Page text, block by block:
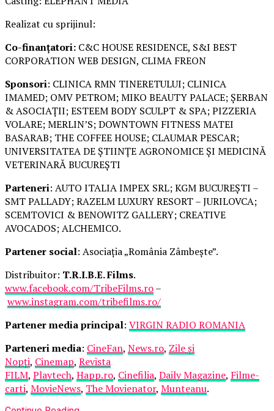
Realizat cu sprijinul:
Co-finanțatori: C&C HOUSE RESIDENCE, S&I BEST
CORPORATION WEB DESIGN, CLIMA FREON
Sponsori: CLINICA RMN TINERETULUI; CLINICA
IMAMED; OMV PETROM; MIKO BEAUTY PALACE; ȘERBAN
& ASOCIAȚII; ESTEEM BODY SCULPT & SPA; PIZZERIA
VOLARE; MERLIN’S; DOWNTOWN FITNESS MATEI
BASARAB; THE COFFEE HOUSE; CLAUMAR PESCAR;
UNIVERSITATEA DE ȘTIINȚE AGRONOMICE ȘI MEDICINĂ
VETERINARĂ BUCUREȘTI
Parteneri: AUTO ITALIA IMPEX SRL; KGM BUCUREȘTI –
SMT PALLADY; RAZELM LUXURY RESORT – JURILOVCA;
SCEMTOVICI & BENOWITZ GALLERY; CREATIVE
AVOCADOS; ALCHEMICO.
Partener social: Asociația „România Zâmbește”.
Distribuitor: T.R.I.B.E. Films.
www.facebook.com/TribeFilms.ro–
www.instagram.com/tribefilms.ro/
Partener media principal: VIRGIN RADIO ROMANIA
Parteneri media: CineFan, News.ro, Zile și
Nopți, Cinemap, Revista
FILM, Playtech, Happ.ro, Cinefilia, Daily Magazine, Filme-
carti, MovieNews, The Movienator, Munteanu.